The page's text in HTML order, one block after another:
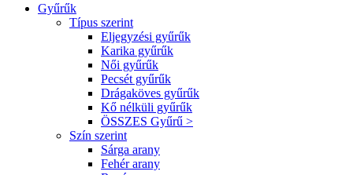
Gyűrűk
Típus szerint
Eljegyzési gyűrűk
Karika gyűrűk
Női gyűrűk
Pecsét gyűrűk
Drágaköves gyűrűk
Kő nélküli gyűrűk
ÖSSZES Gyűrű >
Szín szerint
Sárga arany
Fehér arany